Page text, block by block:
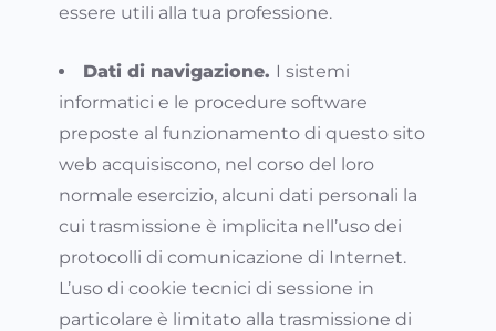
essere utili alla tua professione.
Dati di navigazione. I sistemi
informatici e le procedure software
preposte al funzionamento di questo sito
web acquisiscono, nel corso del loro
normale esercizio, alcuni dati personali la
cui trasmissione è implicita nell’uso dei
protocolli di comunicazione di Internet.
L’uso di cookie tecnici di sessione in
particolare è limitato alla trasmissione di